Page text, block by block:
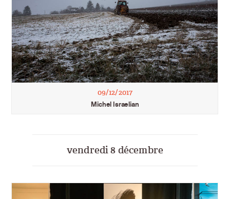
09/12/2017
Michel Israelian
vendredi 8 décembre